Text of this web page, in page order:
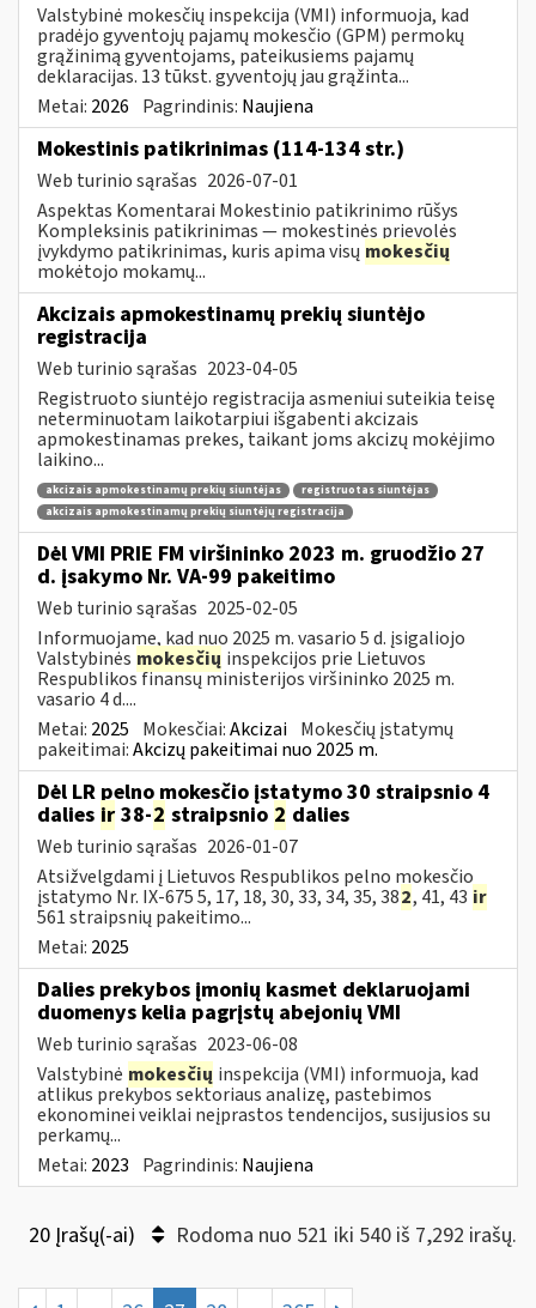
Valstybinė mokesčių inspekcija (VMI) informuoja, kad
pradėjo gyventojų pajamų mokesčio (GPM) permokų
grąžinimą gyventojams, pateikusiems pajamų
deklaracijas. 13 tūkst. gyventojų jau grąžinta...
Metai: 2026 Pagrindinis: Naujiena
Mokestinis patikrinimas (114-134 str.)
Web turinio sąrašas 2026-07-01
Aspektas Komentarai Mokestinio patikrinimo rūšys
Kompleksinis patikrinimas — mokestinės prievolės
įvykdymo patikrinimas, kuris apima visų mokesčių
mokėtojo mokamų...
Akcizais apmokestinamų prekių siuntėjo
registracija
Web turinio sąrašas 2023-04-05
Registruoto siuntėjo registracija asmeniui suteikia teisę
neterminuotam laikotarpiui išgabenti akcizais
apmokestinamas prekes, taikant joms akcizų mokėjimo
laikino...
akcizais apmokestinamų prekių siuntėjas
registruotas siuntėjas
akcizais apmokestinamų prekių siuntėjų registracija
Dėl VMI PRIE FM viršininko 2023 m. gruodžio 27
d. įsakymo Nr. VA-99 pakeitimo
Web turinio sąrašas 2025-02-05
Informuojame, kad nuo 2025 m. vasario 5 d. įsigaliojo
Valstybinės mokesčių inspekcijos prie Lietuvos
Respublikos finansų ministerijos viršininko 2025 m.
vasario 4 d....
Metai: 2025 Mokesčiai:Akcizai Mokesčių įstatymų
pakeitimai:Akcizų pakeitimai nuo 2025 m.
Dėl LR pelno mokesčio įstatymo 30 straipsnio 4
dalies ir 38-2 straipsnio 2 dalies
Web turinio sąrašas 2026-01-07
Atsižvelgdami į Lietuvos Respublikos pelno mokesčio
įstatymo Nr. IX-675 5, 17, 18, 30, 33, 34, 35, 382, 41, 43 ir
561 straipsnių pakeitimo...
Metai: 2025
Dalies prekybos įmonių kasmet deklaruojami
duomenys kelia pagrįstų abejonių VMI
Web turinio sąrašas 2023-06-08
Valstybinė mokesčių inspekcija (VMI) informuoja, kad
atlikus prekybos sektoriaus analizę, pastebimos
ekonominei veiklai neįprastos tendencijos, susijusios su
perkamų...
Metai: 2023 Pagrindinis: Naujiena
20 Įrašų(-ai) Rodoma nuo 521 iki 540 iš 7,292 irašų.